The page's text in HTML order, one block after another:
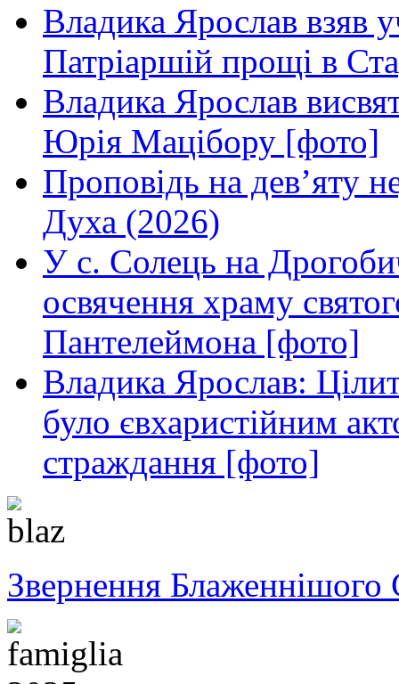
Владика Ярослав взяв
Патріаршій прощі в
Владика Ярослав
Юрія Мацібору [фото]
Проповідь на дев’яту
Духа (2026)
У с. Солець на
освячення храму
Пантелеймона [фото]
Владика Ярослав:
було євхаристійним
страждання [фото]
Звернення Блаженнішого